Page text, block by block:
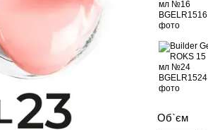
Об`єм